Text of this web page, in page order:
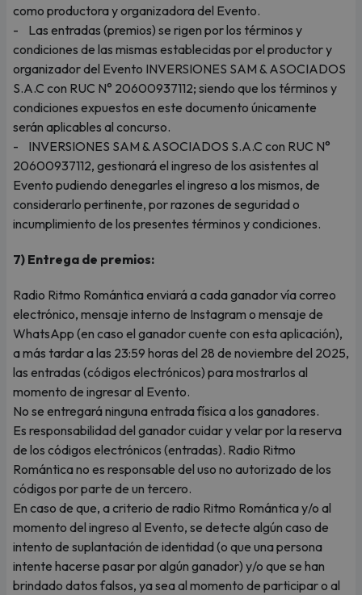
como productora y organizadora del Evento.
- Las entradas (premios) se rigen por los términos y
condiciones de las mismas establecidas por el productor y
organizador del Evento INVERSIONES SAM & ASOCIADOS
S.A.C con RUC N° 20600937112; siendo que los términos y
condiciones expuestos en este documento únicamente
serán aplicables al concurso.
- INVERSIONES SAM & ASOCIADOS S.A.C con RUC N°
20600937112, gestionará el ingreso de los asistentes al
Evento pudiendo denegarles el ingreso a los mismos, de
considerarlo pertinente, por razones de seguridad o
incumplimiento de los presentes términos y condiciones.
7) Entrega de premios:
Radio Ritmo Romántica enviará a cada ganador vía correo
electrónico, mensaje interno de Instagram o mensaje de
WhatsApp (en caso el ganador cuente con esta aplicación),
a más tardar a las 23:59 horas del 28 de noviembre del 2025,
las entradas (códigos electrónicos) para mostrarlos al
momento de ingresar al Evento.
No se entregará ninguna entrada física a los ganadores.
Es responsabilidad del ganador cuidar y velar por la reserva
de los códigos electrónicos (entradas). Radio Ritmo
Romántica no es responsable del uso no autorizado de los
códigos por parte de un tercero.
En caso de que, a criterio de radio Ritmo Romántica y/o al
momento del ingreso al Evento, se detecte algún caso de
intento de suplantación de identidad (o que una persona
intente hacerse pasar por algún ganador) y/o que se han
brindado datos falsos, ya sea al momento de participar o al